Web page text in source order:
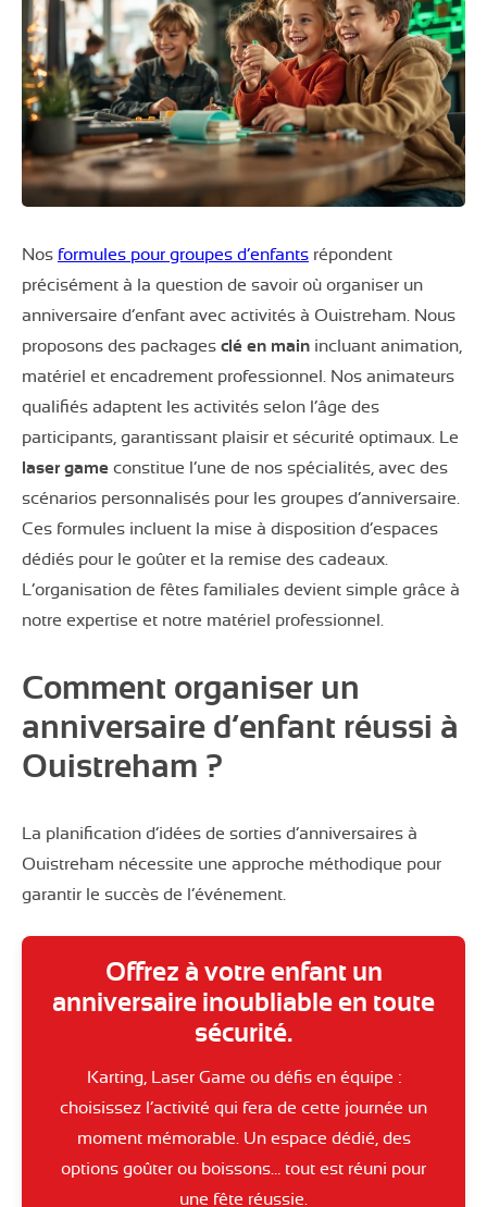
Nos formules pour groupes d’enfants répondent
précisément à la question de savoir où organiser un
anniversaire d’enfant avec activités à Ouistreham. Nous
proposons des packages clé en main incluant animation,
matériel et encadrement professionnel. Nos animateurs
qualifiés adaptent les activités selon l’âge des
participants, garantissant plaisir et sécurité optimaux. Le
laser game constitue l’une de nos spécialités, avec des
scénarios personnalisés pour les groupes d’anniversaire.
Ces formules incluent la mise à disposition d’espaces
dédiés pour le goûter et la remise des cadeaux.
L’organisation de fêtes familiales devient simple grâce à
notre expertise et notre matériel professionnel.
Comment organiser un
anniversaire d’enfant réussi à
Ouistreham ?
La planification d’idées de sorties d’anniversaires à
Ouistreham nécessite une approche méthodique pour
garantir le succès de l’événement.
Offrez à votre enfant un
anniversaire inoubliable en toute
sécurité.
Karting, Laser Game ou défis en équipe :
choisissez l’activité qui fera de cette journée un
moment mémorable. Un espace dédié, des
options goûter ou boissons… tout est réuni pour
une fête réussie.